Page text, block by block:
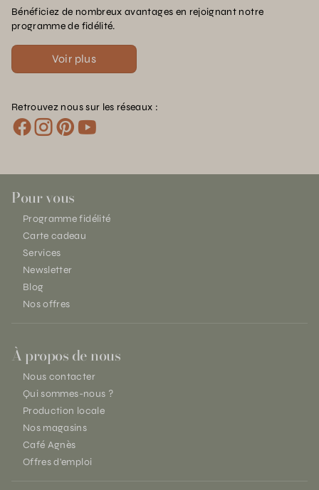
Bénéficiez de nombreux avantages en rejoignant notre
programme de fidélité.
Voir plus
Retrouvez nous sur les réseaux :
Pour vous
Programme fidélité
Carte cadeau
Services
Newsletter
Blog
Nos offres
À propos de nous
Nous contacter
Qui sommes-nous ?
Production locale
Nos magasins
Café Agnès
Offres d'emploi